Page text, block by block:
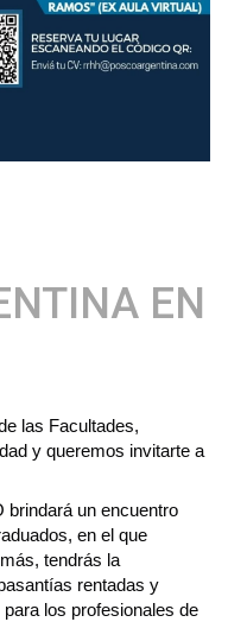
EN
las Facultades,
y queremos invitarte a
brindará un encuentro
en el que
tendrás la
rentadas y
los profesionales de